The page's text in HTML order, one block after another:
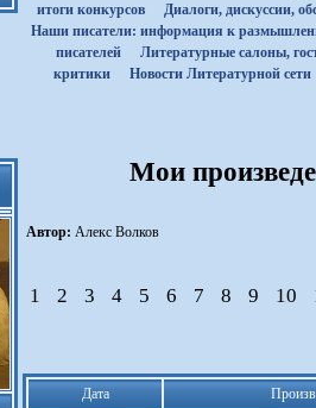
итоги конкурсов
Диалоги, дискуссии,
Наши писатели: информация к
писателей
Литературные салоны,
критики
Новости Литературной сети
Мои
Автор: Алекс Волков
1 2 3 4 5 6 7 8 9 10
Дата